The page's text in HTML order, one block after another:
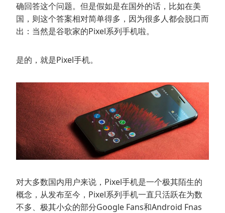
确回答这个问题。但是假如是在国外的话，比如在美
国，则这个答案相对简单得多，因为很多人都会脱口而
出：当然是谷歌家的Pixel系列手机啦。
是的，就是Pixel手机。
对大多数国内用户来说，Pixel手机是一个极其陌生的
概念，从发布至今，Pixel系列手机一直只活跃在为数
不多、极其小众的部分Google Fans和Android Fnas